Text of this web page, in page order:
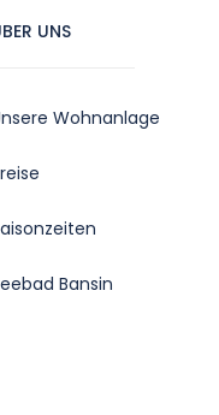
UNS
Wohnanlage
Bansin